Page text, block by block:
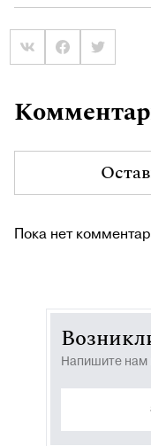
Пока нет
Напишите нам